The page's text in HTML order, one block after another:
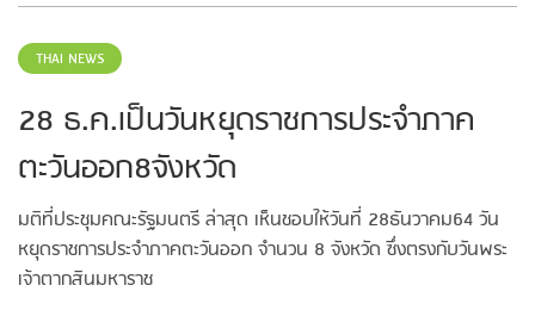
THAI NEWS
28 ธ.ค.เป็นวันหยุดราชการประจำภาค
ตะวันออก8จังหวัด
มติที่ประชุมคณะรัฐมนตรี ล่าสุด เห็นชอบให้วันที่ 28ธันวาคม64 วัน
หยุดราชการประจำภาคตะวันออก จำนวน 8 จังหวัด ซึ่งตรงกับวันพระ
เจ้าตากสินมหาราช